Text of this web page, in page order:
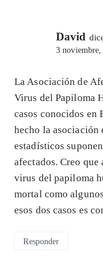
David
3
La Asociación de
Virus del Papiloma
casos conocidos en
hecho la asociación
estadísticos
afectados. Creo
virus del papiloma
mortal como
esos dos casos es
Responder